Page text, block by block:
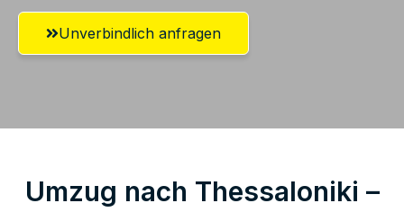
Unverbindlich anfragen
Umzug nach Thessaloniki –